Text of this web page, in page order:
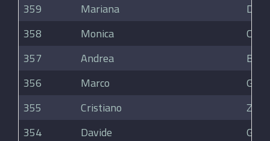
359
Mariana
Dima
358
Monica
357
Andrea
356
Marco
355
Cristiano
354
Davide